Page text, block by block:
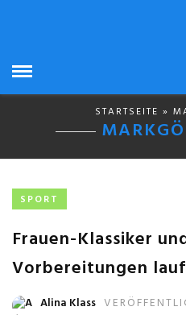
STARTSEITE »
SPORT
Frauen-Klassiker
Vorbereitungen
Alina Klass